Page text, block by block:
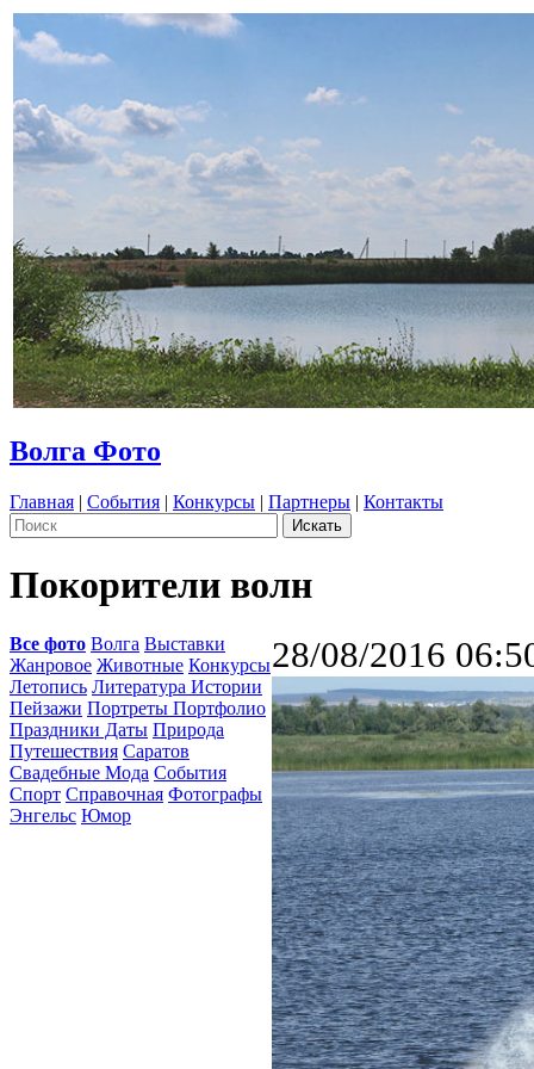
Волга Фото
Главная | События | Конкурсы | Партнеры | Контакты
Покорители волн
Все фото Волга Выставки
Жанровое Животные Конкурсы
Летопись Литература Истории
Пейзажи Портреты Портфолио
Праздники Даты Природа
Путешествия Саратов
Свадебные Мода События
Спорт Справочная Фотографы
Энгельс Юмор
28/08/2016